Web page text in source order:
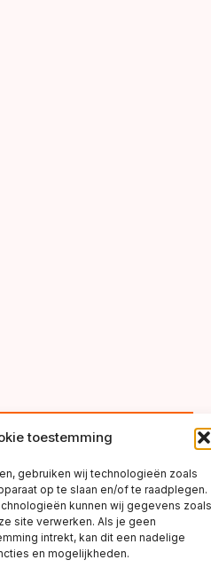
toestemming
gebruiken wij technologieën zoals
op te slaan en/of te raadplegen.
kunnen wij gegevens zoals
site verwerken. Als je geen
intrekt, kan dit een nadelige
en mogelijkheden.